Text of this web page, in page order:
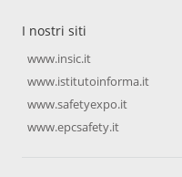
I nostri siti
www.insic.it
www.istitutoinforma.it
www.safetyexpo.it
www.epcsafety.it